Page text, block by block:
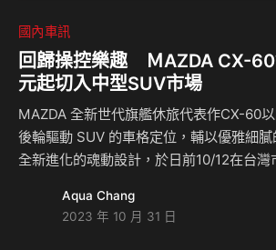
國內車訊
回歸操控樂趣 ＭAZDA CX-
元起切入中型SUV市場
MAZDA 全新世代旗艦休旅代表作CX-60
後輪驅動 SUV 的車格定位，輔以優雅細
全新進化的魂動設計，於日前10/12在台灣
學的車迷朋友們支持。不僅 MAZDA CX-
逾 500 張訂單的傑出表現，其中高階
Aqua Chang
2023 年 10 月 31 日